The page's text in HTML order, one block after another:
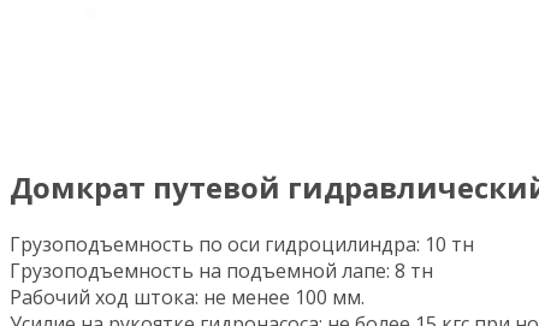
Домкрат путевой
Грузоподъемность по оси гидроцилиндра: 10 тн
Грузоподъемность на подъемной лапе: 8 тн
Рабочий ход штока: не менее 100 мм.